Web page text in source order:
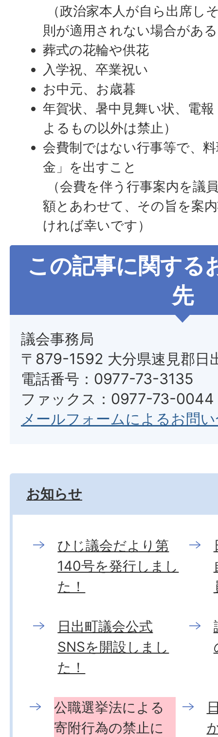
（政治家本人が自ら出席し
則が適用されない場合があ
葬式の花輪や供花
入学祝、卒業祝い
お中元、お歳暮
年賀状、暑中見舞い状、電
よるもの以外は禁止）
会費制ではない行事等で、
金」を出すこと
（会費を伴う行事案内を議
額とあわせて、その旨を案
ければ幸いです）
この記事に関する
先
議会事務局
〒879-1592 大分県速見郡日
電話番号：0977-73-3135
ファックス：0977-73-0044
メールフォームによるお問
お知らせ
ひじ議会だより第
140号を発行しまし
た！
日出町議会公式
SNSを開設しまし
た！
公職選挙法による
寄附行為の禁止に